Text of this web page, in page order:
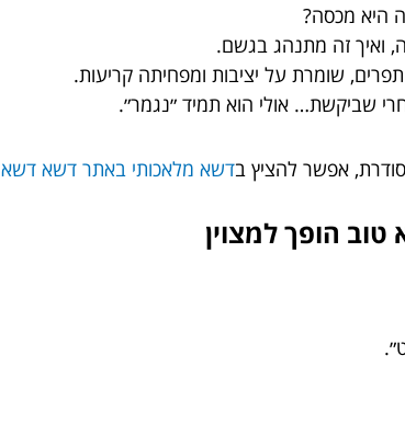
היא מכסה?
ואיך זה מתנהג בגשם.
שומרת על יציבות ומפחיתה קריעות.
שביקשת… אולי הוא תמיד ״נגמר״.
אפשר להציץ בדשא מלאכותי באתר דשא דשא
הופך למצוין